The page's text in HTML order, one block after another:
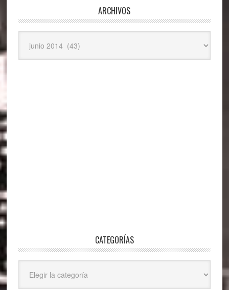
ARCHIVOS
CATEGORÍAS